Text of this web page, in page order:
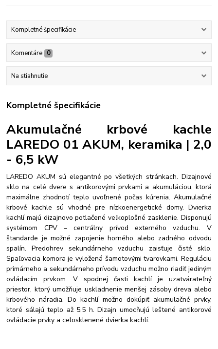
Kompletné špecifikácie
Komentáre 0
Na stiahnutie
Kompletné špecifikácie
Akumulačné krbové kachle
LAREDO 01 AKUM, keramika | 2,0
- 6,5 kW
LAREDO AKUM sú elegantné po všetkých stránkach. Dizajnové
sklo na celé dvere s antikorovými prvkami a akumuláciou, ktorá
maximálne zhodnotí teplo uvoľnené počas kúrenia. Akumulačné
krbové kachle sú vhodné pre nízkoenergetické domy. Dvierka
kachlí majú dizajnovo potlačené veľkoplošné zasklenie. Disponujú
systémom CPV – centrálny prívod externého vzduchu. V
štandarde je možné zapojenie horného alebo zadného odvodu
spalín. Predohrev sekundárneho vzduchu zaisťuje čisté sklo.
Spaľovacia komora je vyložená šamotovými tvarovkami. Reguláciu
primárneho a sekundárneho prívodu vzduchu možno riadiť jediným
ovládacím prvkom. V spodnej časti kachlí je uzatvárateľný
priestor, ktorý umožňuje uskladnenie menšej zásoby dreva alebo
krbového náradia. Do kachlí možno dokúpiť akumulačné prvky,
ktoré sálajú teplo až 5,5 h. Dizajn umocňujú leštené antikorové
ovládacie prvky a celosklenené dvierka kachlí.